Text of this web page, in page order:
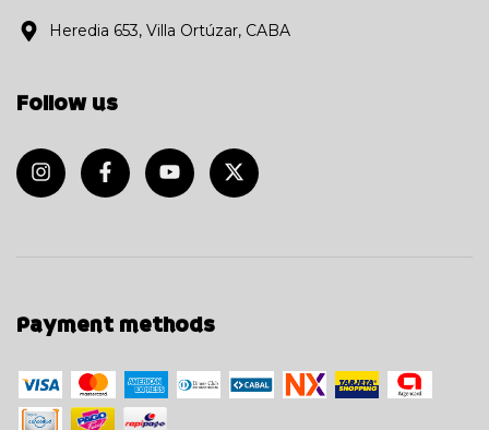
Heredia 653, Villa Ortúzar, CABA
Follow us
Payment methods